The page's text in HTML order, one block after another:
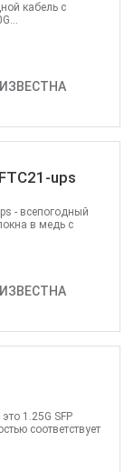
кабель c
ups
- всепогодный
в медь с
1.25G SFP
соответствует